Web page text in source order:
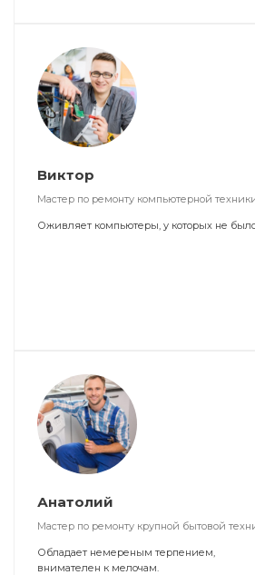
Виктор
Мастер по ремонту компьютерной
Оживляет компьютеры, у которых не
Анатолий
Мастер по ремонту крупной бытовой
Обладает немереным терпением,
внимателен к мелочам.